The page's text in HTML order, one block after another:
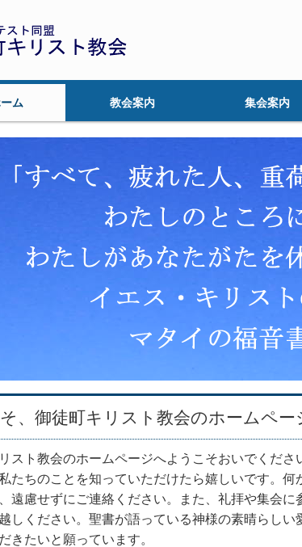
ム 教会案内 集会案内
、御徒町キリスト教会のホームペー
スト教会のホームページへようこそおいでくださ
たちのことを知っていただけたら嬉しいです。何
遠慮せずにご連絡ください。また、礼拝や集会
しください。聖書が語っている神様の素晴らしい
きたいと願っています。